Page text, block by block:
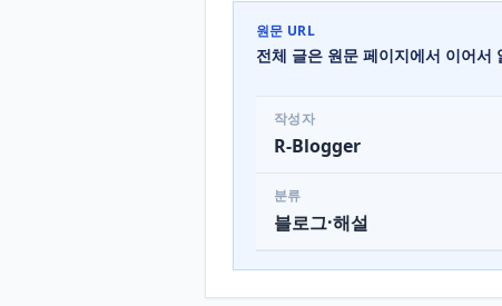
원문 URL
전체 글은 원문 페이지에서 이어서
작성자
R-Blogger
분류
블로그·해설